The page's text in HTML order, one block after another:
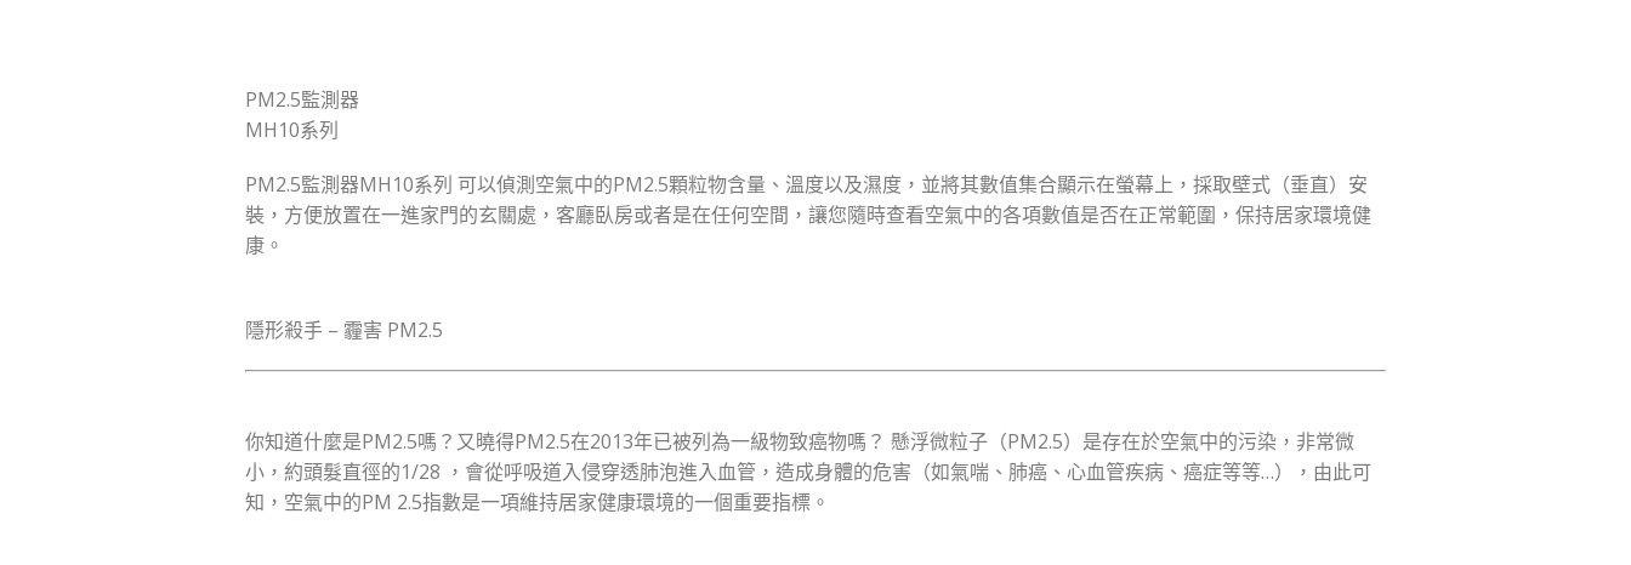
PM2.5監測器
MH10系列
PM2.5監測器MH10系列 可以偵測空氣中的PM2.5顆粒物含量、溫度以及濕度，並將其數值集合顯示在螢幕上，採取壁式（垂直）安
裝，方便放置在一進家門的玄關處，客廳臥房或者是在任何空間，讓您隨時查看空氣中的各項數值是否在正常範圍，保持居家環境健
康。
隱形殺手 – 霾害 PM2.5
你知道什麼是PM2.5嗎？又曉得PM2.5在2013年已被列為一級物致癌物嗎？ 懸浮微粒子（PM2.5）是存在於空氣中的污染，非常微
小，約頭髮直徑的1/28 ，會從呼吸道入侵穿透肺泡進入血管，造成身體的危害（如氣喘、肺癌、心血管疾病、癌症等等…），由此可
知，空氣中的PM 2.5指數是一項維持居家健康環境的一個重要指標。